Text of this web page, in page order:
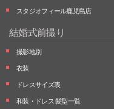
スタジオフィール鹿児島店
結婚式前撮り
撮影地別
衣装
ドレスサイズ表
和装・ドレス 髪型一覧